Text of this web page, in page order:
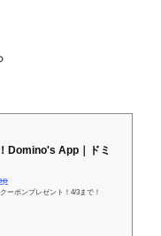
Domino's App｜ドミ
ーポンプレゼント！4/3まで！